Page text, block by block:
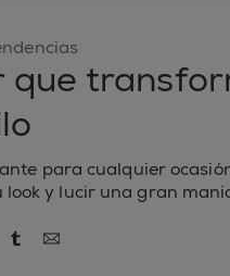
que
para cualquier
y lucir una gran
por Facebook
por Twitter
compartir por Pinterest
compartir por Tumblr
compartir por